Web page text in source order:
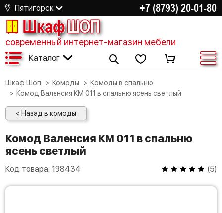
Пятигорск +7 (8793) 20-01-80
ШкафШОП
современный интернет-магазин мебели
Каталог
Шкаф Шоп Комоды
Комоды в спальню
Комод Валенсия КМ 011 в спальню ясень светлый
< Назад в комоды
Комод Валенсия КМ 011 в спальню
ясень светлый
Код товара: 198434 (5)